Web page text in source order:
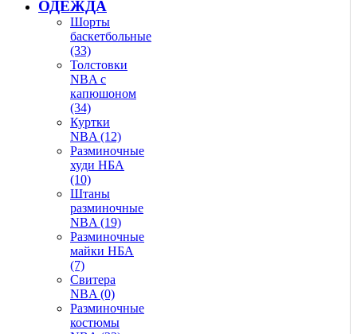
ОДЕЖДА
Шорты
баскетбольные
(33)
Толстовки
NBA с
капюшоном
(34)
Куртки
NBA (12)
Разминочные
худи НБА
(10)
Штаны
разминочные
NBA (19)
Разминочные
майки НБА
(7)
Свитера
NBA (0)
Разминочные
костюмы